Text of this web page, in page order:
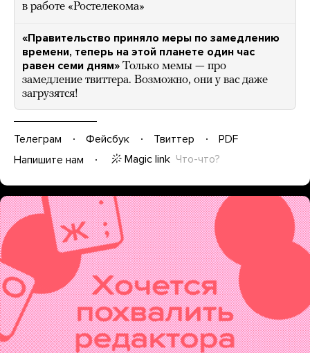
в работе «Ростелекома»
«Правительство приняло меры по замедлению
времени, теперь на этой планете один час
равен семи дням» Только мемы — про
замедление твиттера. Возможно, они у вас даже
загрузятся!
Телеграм Фейсбук Твиттер
PDF
Напишите нам
Magic link Что-что?